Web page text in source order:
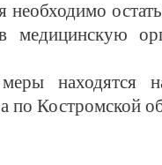
медицинскую
находятся
по Костромской